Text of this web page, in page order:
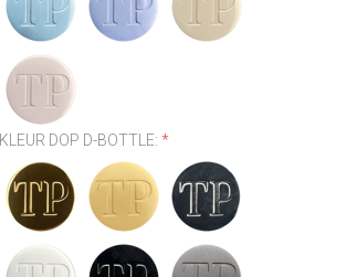
KLEUR DOP D-BOTTLE:*